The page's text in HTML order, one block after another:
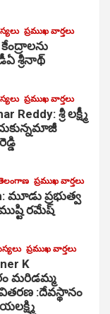
ప్రముఖ వార్తలు
శ్రీనాథ్
ప్రముఖ వార్తలు
Reddy: శ్రీ లక్ష్మీ
ప్రముఖ వార్తలు
మూడు ప్రభుత్వ
రమేష్
ప్రముఖ వార్తలు
K
మరిడమ్మ
:దేవస్థానం